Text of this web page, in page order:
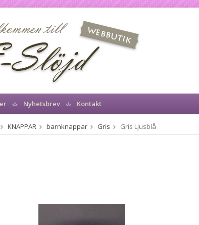
Nyhetsbrev Kontakt
KNAPPAR barnknappar Gris Gris Ljusblå